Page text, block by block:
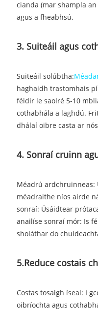
cianda (mar shampla
agus a fheabhsú.
3. Suiteáil agus
Suiteáil solúbtha:
haghaidh trastomhais
féidir le saolré 5-10
cothabhála a laghdú.
dhálaí oibre casta ar
4. Sonraí cruinn
Méadrú ardchruinneas:
méadraithe níos airde
sonraí: Úsáidtear
anailíse sonraí mór: Is
sholáthar do
5.Reduce costais
Costas tosaigh íseal: I
oibríochta agus